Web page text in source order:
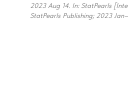
2023 Aug 14. In: StatPearls
StatPearls Publishing; 2023